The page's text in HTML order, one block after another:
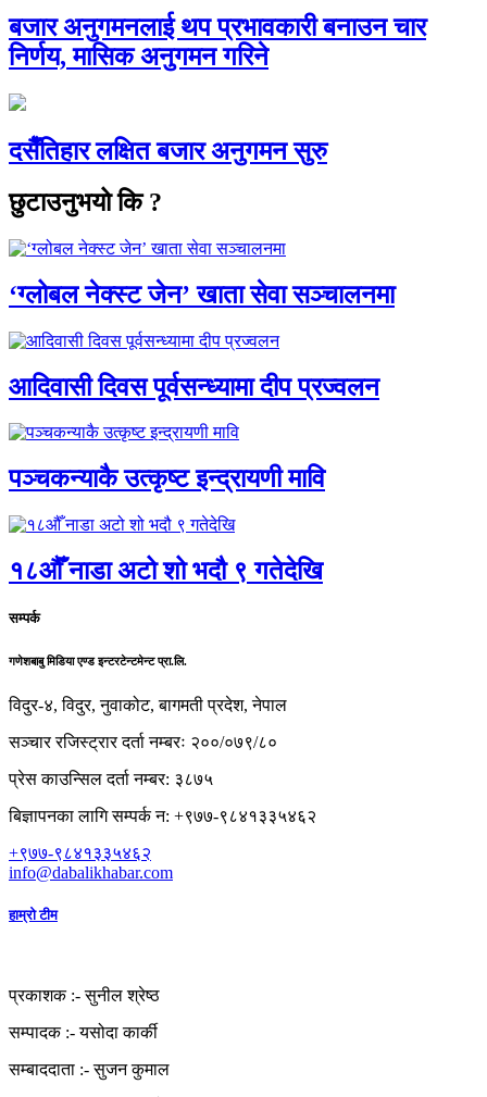
बजार अनुगमनलाई थप प्रभावकारी बनाउन चार
निर्णय, मासिक अनुगमन गरिने
दसैँतिहार लक्षित बजार अनुगमन सुरु
छुटाउनुभयो कि ?
‘ग्लोबल नेक्स्ट जेन’ खाता सेवा सञ्चालनमा
आदिवासी दिवस पूर्वसन्ध्यामा दीप प्रज्वलन
पञ्चकन्याकै उत्कृष्ट इन्द्रायणी मावि
१८औँ नाडा अटो शो भदौ ९ गतेदेखि
सम्पर्क
गणेशबाबु मिडिया एण्ड इन्टरटेन्टमेन्ट प्रा.लि.
विदुर-४, विदुर, नुवाकोट, बागमती प्रदेश, नेपाल
सञ्चार रजिस्ट्रार दर्ता नम्बरः २००/०७९/८०
प्रेस काउन्सिल दर्ता नम्बर: ३८७५
बिज्ञापनका लागि सम्पर्क न: +९७७-९८४१३३५४६२
+९७७-९८४१३३५४६२
info@dabalikhabar.com
हाम्रो टीम
प्रकाशक :-सुनील श्रेष्ठ
सम्पादक :-यसोदा कार्की
सम्बाददाता :-सुजन कुमाल